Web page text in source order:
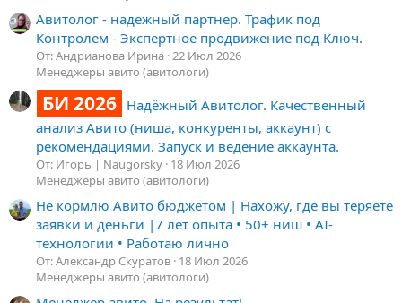
Авитолог - надежный партнер. Трафик под
Контролем - Экспертное продвижение под Ключ.
От: Андрианова Ирина 22 Июл 2026
Менеджеры авито (авитологи)
БИ 2026 Надёжный Авитолог. Качественный
анализ Авито (ниша, конкуренты, аккаунт) с
рекомендациями. Запуск и ведение аккаунта.
От: Игорь | Naugorsky 18 Июл 2026
Менеджеры авито (авитологи)
Не кормлю Авито бюджетом | Нахожу, где вы теряете
заявки и деньги |7 лет опыта • 50+ ниш • AI-
технологии • Работаю лично
От: Александр Скуратов 18 Июл 2026
Менеджеры авито (авитологи)